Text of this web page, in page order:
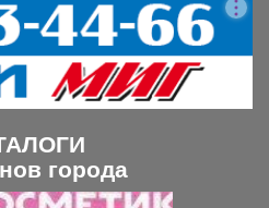
города